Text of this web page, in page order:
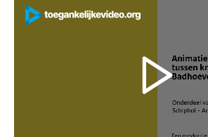
Video
afspelen